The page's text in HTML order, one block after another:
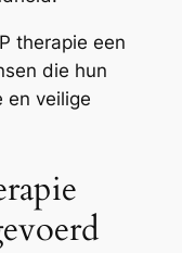
therapie een
die hun
en veilige